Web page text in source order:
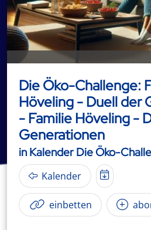
Die Öko-Challenge:
Höveling - Duell der
- Familie Höveling -
Generationen
in Kalender Die Öko-
Kalender
einbetten